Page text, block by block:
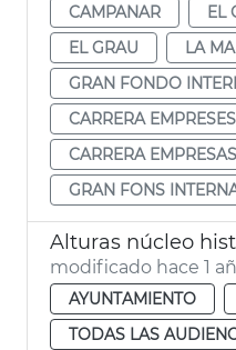
CAMPANAR
EL
EL GRAU
LA
GRAN FONDO
CARRERA EMPRESES
CARRERA EMPRESAS
GRAN FONS
Alturas núcleo
modificado hace 1
AYUNTAMIENTO
TODAS LAS